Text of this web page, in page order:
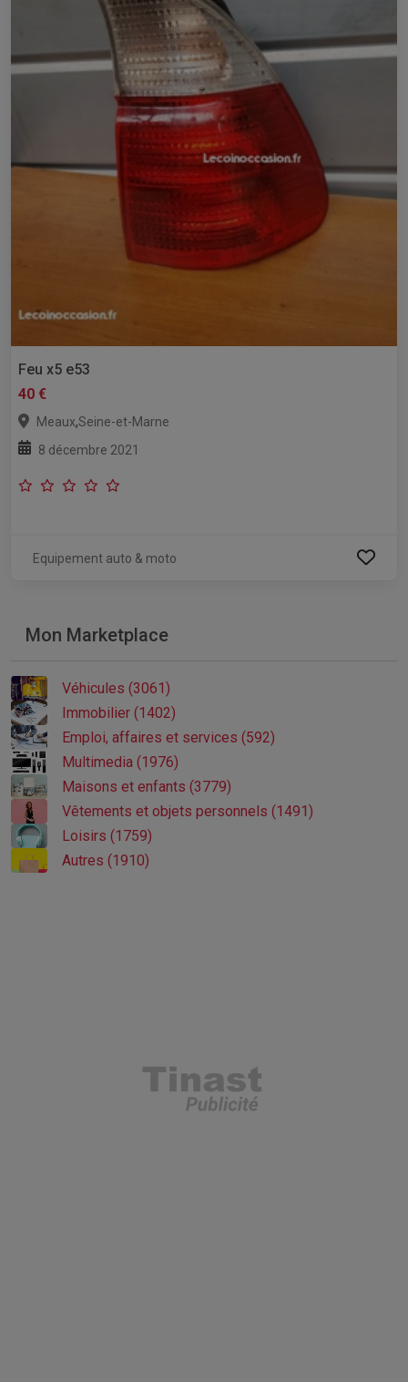
Feu x5 e53
40 €
Meaux,Seine-et-Marne
8 décembre 2021
Equipement auto & moto
Mon Marketplace
Véhicules (3061)
Immobilier (1402)
Emploi, affaires et services (592)
Multimedia (1976)
Maisons et enfants (3779)
Vêtements et objets personnels (1491)
Loisirs (1759)
Autres (1910)